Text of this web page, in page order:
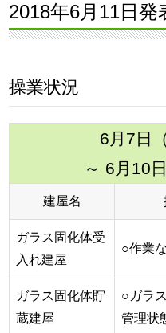
2018年6月11日発
操業状況
6月7日
～ 6月10
建屋名
ガラス固化体受
入れ建屋
○作業
ガラス固化体貯
蔵建屋
○ガラ
管理状